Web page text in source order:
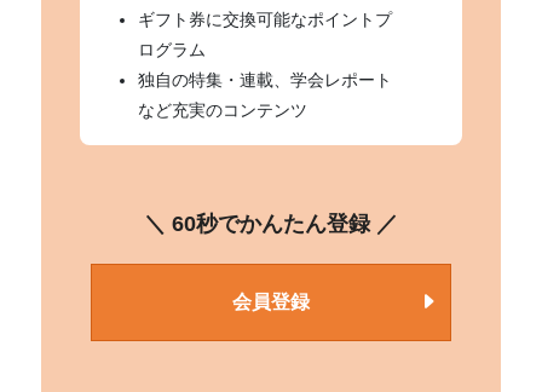
ギフト券に交換可能なポイントプ
ログラム
独自の特集・連載、学会レポート
など充実のコンテンツ
＼ 60秒でかんたん登録 ／
会員登録